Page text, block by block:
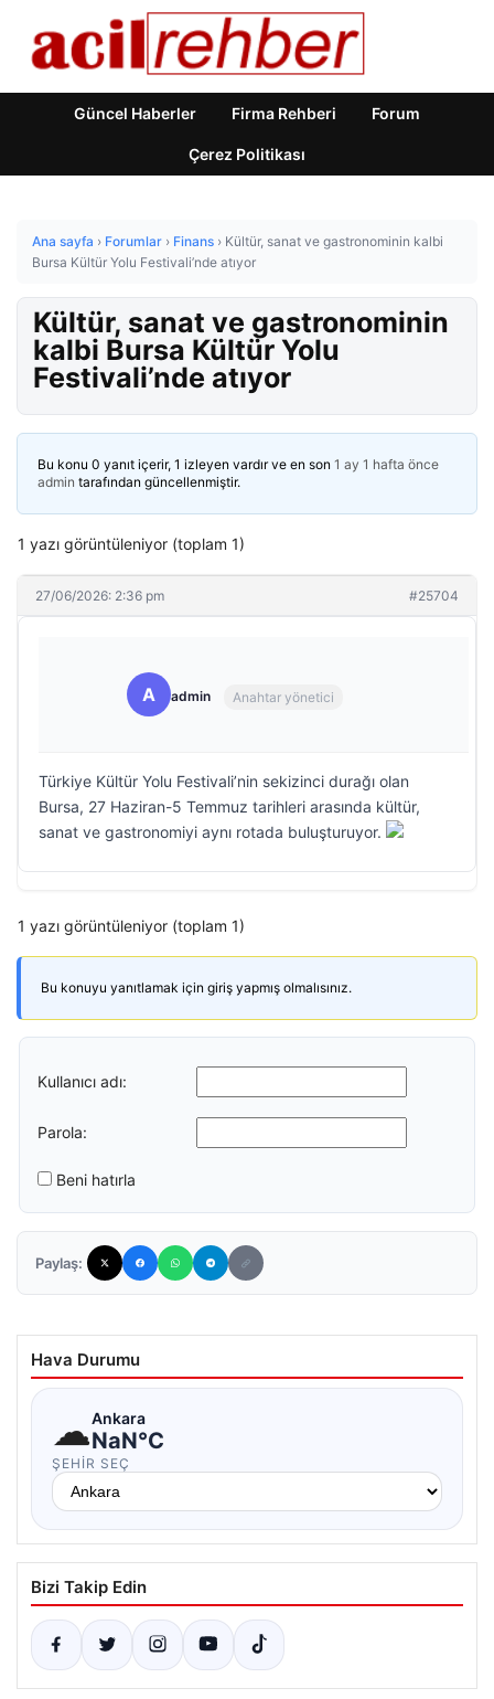
Güncel Haberler Firma Rehberi Forum
Çerez Politikası
Ana sayfa › Forumlar › Finans › Kültür, sanat ve gastronominin kalbi
Bursa Kültür Yolu Festivali’nde atıyor
Kültür, sanat ve gastronominin
kalbi Bursa Kültür Yolu
Festivali’nde atıyor
Bu konu 0 yanıt içerir, 1 izleyen vardır ve en son 1 ay 1 hafta önce
admin tarafından güncellenmiştir.
1 yazı görüntüleniyor (toplam 1)
27/06/2026: 2:36 pm #25704
A admin Anahtar yönetici
Türkiye Kültür Yolu Festivali’nin sekizinci durağı olan
Bursa, 27 Haziran-5 Temmuz tarihleri arasında kültür,
sanat ve gastronomiyi aynı rotada buluşturuyor.
1 yazı görüntüleniyor (toplam 1)
Bu konuyu yanıtlamak için giriş yapmış olmalısınız.
Kullanıcı adı:
Parola:
Beni hatırla
Paylaş:
Hava Durumu
☁Ankara
NaN°C
ŞEHIR SEÇ
Bizi Takip Edin